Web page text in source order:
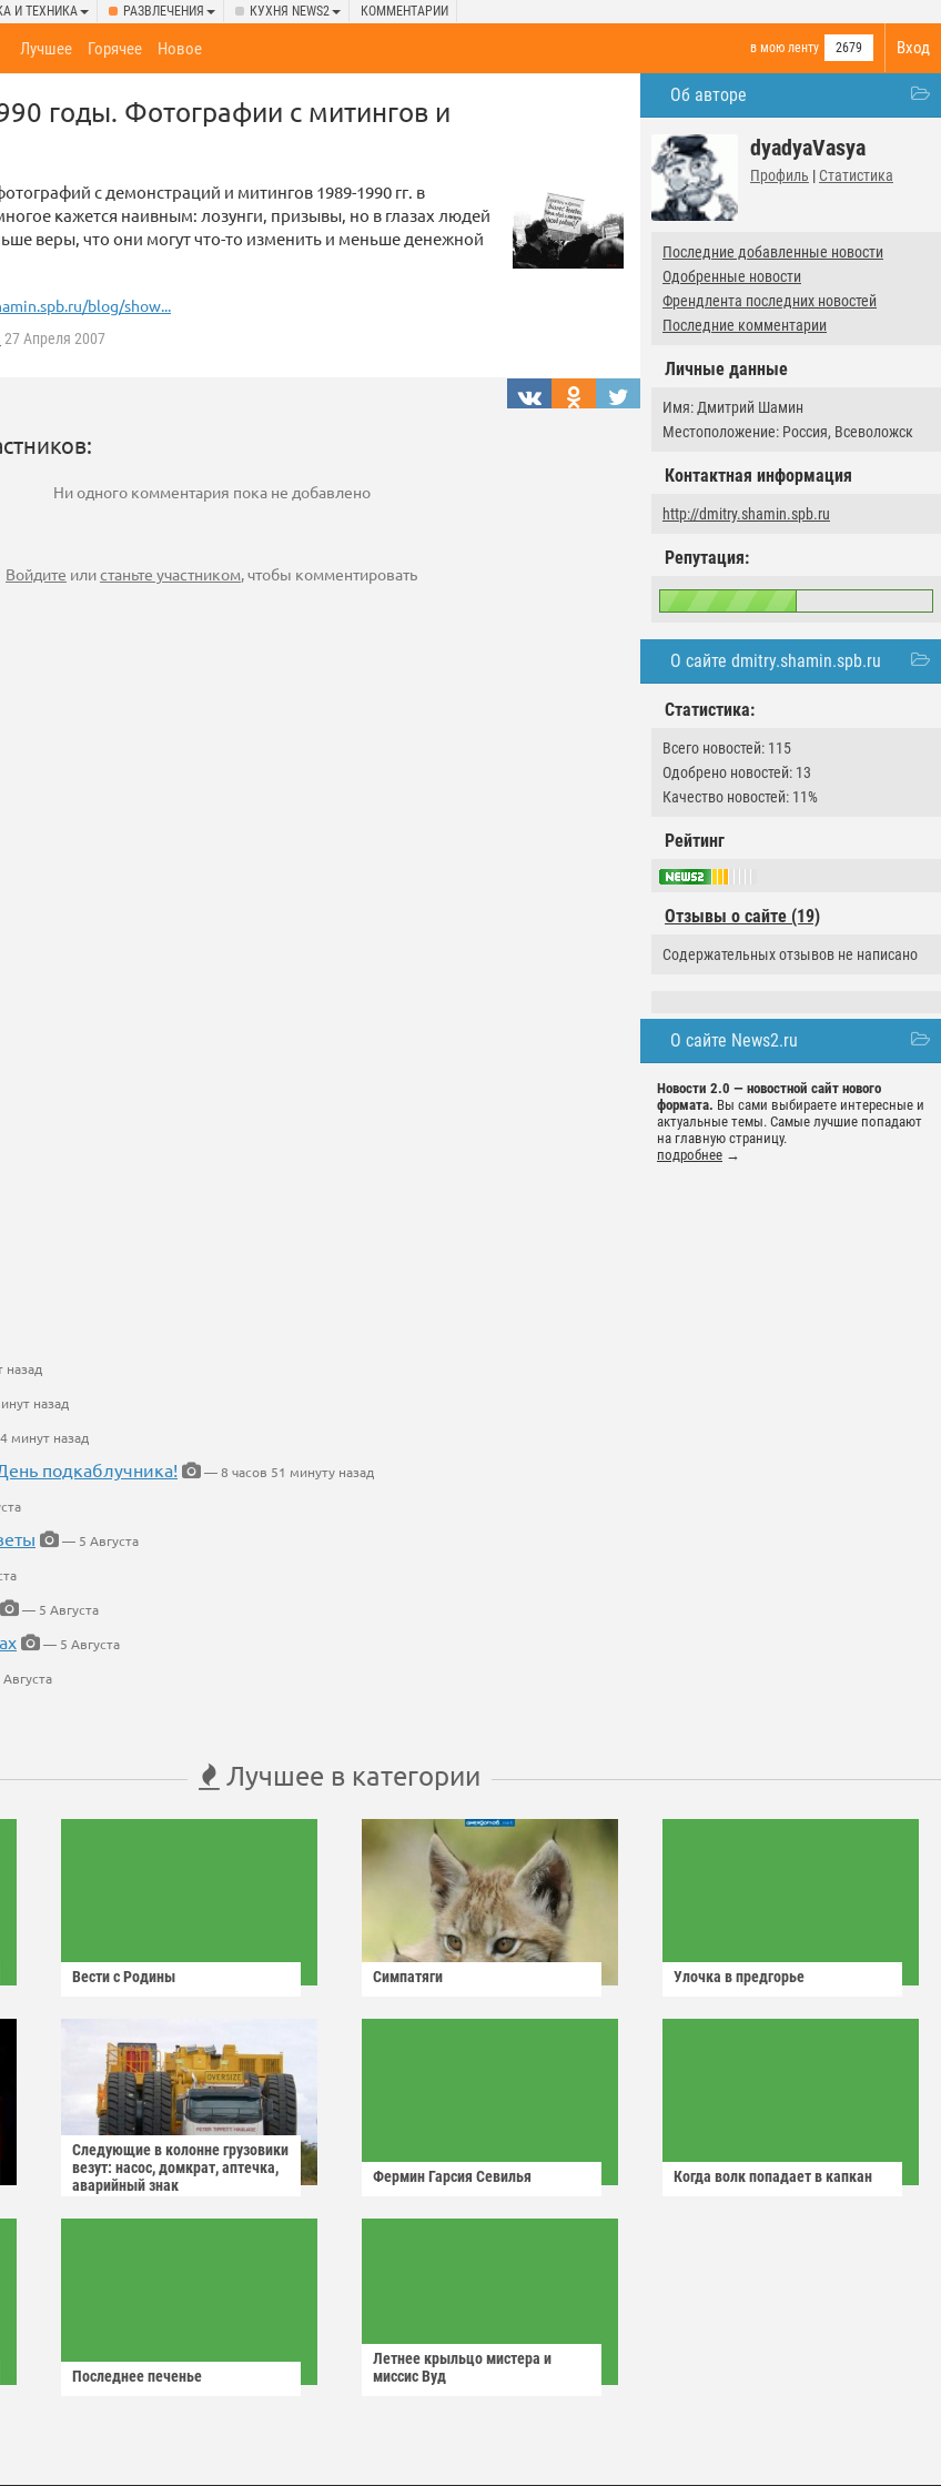
И ТЕХНИКА РАЗВЛЕЧЕНИЯ КУХНЯ NEWS2 КОММЕНТАРИИ
Вход
в мою ленту 2679
Лучшее Горячее Новое
Об авторе
dyadyaVasya
Профиль | Статистика
Последние добавленные новости
Одобренные новости
Френдлента последних новостей
Последние комментарии
Личные данные
Имя: Дмитрий Шамин
Местоположение: Россия, Всеволожск
Контактная информация
http://dmitry.shamin.spb.ru
Репутация:
О сайте dmitry.shamin.spb.ru
Статистика:
Всего новостей: 115
Одобрено новостей: 13
Качество новостей: 11%
Рейтинг
Отзывы о сайте (19)
Содержательных отзывов не написано
О сайте News2.ru
Новости 2.0 — новостной сайт нового
формата. Вы сами выбираете интересные и
актуальные темы. Самые лучшие попадают
на главную страницу.
подробнее →
годы. Фотографии с митингов и
с демонстраций и митингов 1989-1990 гг. в
кажется наивным: лозунги, призывы, но в глазах людей
веры, что они могут что-то изменить и меньше денежной
blog/show...
27 Апреля 2007
Ни одного комментария пока не добавлено
Войдите илистаньте участником, чтобы комментировать
назад
минут назад
подкаблучника!
— 8 часов 51 минуту назад
— 5 Августа
— 5 Августа
— 5 Августа
Лучшее в категории
Вести с Родины Симпатяги Улочка в предгорье
Следующие в колонне грузовики
везут: насос, домкрат, аптечка,
аварийный знак
Фермин Гарсия Севилья Когда волк попадает в капкан
Последнее печенье
Летнее крыльцо мистера и
миссис Вуд